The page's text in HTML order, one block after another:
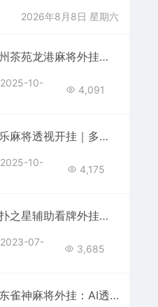
2026年8月8日 星期六
温州茶苑龙港麻将外挂｜龙港麻将作弊器｜温州茶苑AI看牌辅助｜龙港麻将必胜挂
2025-10-
4,091
多乐麻将透视开挂｜多乐麻将作弊器｜多乐麻将AI控牌辅助｜多乐麻将外挂下载
2025-10-
4,175
德扑之星辅助看牌外挂（德扑之星透视作弊安卓苹果版）
2023-07-
3,685
广东雀神麻将外挂：AI透视+控牌必赢辅助软件，安卓/iOS全兼容下载